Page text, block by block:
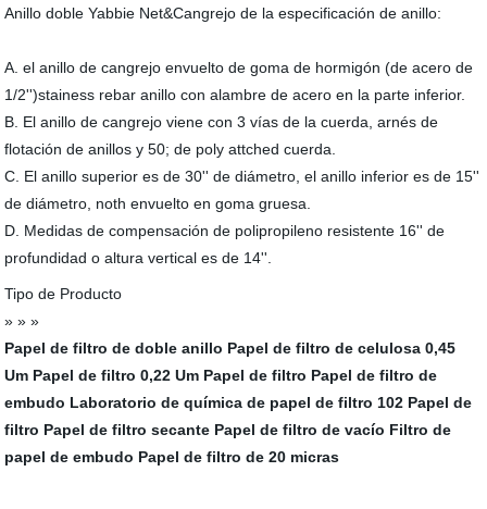
Anillo doble Yabbie Net&Cangrejo de la especificación de anillo:
A. el anillo de cangrejo envuelto de goma de hormigón (de acero de
1/2'')stainess rebar anillo con alambre de acero en la parte inferior.
B. El anillo de cangrejo viene con 3 vías de la cuerda, arnés de
flotación de anillos y 50; de poly attched cuerda.
C. El anillo superior es de 30'' de diámetro, el anillo inferior es de 15''
de diámetro, noth envuelto en goma gruesa.
D. Medidas de compensación de polipropileno resistente 16'' de
profundidad o altura vertical es de 14''.
Tipo de Producto
» » »
Papel de filtro de doble anillo Papel de filtro de celulosa 0,45
Um Papel de filtro 0,22 Um Papel de filtro Papel de filtro de
embudo Laboratorio de química de papel de filtro 102 Papel de
filtro Papel de filtro secante Papel de filtro de vacío Filtro de
papel de embudo Papel de filtro de 20 micras